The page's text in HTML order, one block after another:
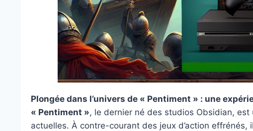
Plongée dans l’univers de « Pentiment » : une
« Pentiment », le dernier né des studios Obsidian,
actuelles. À contre-courant des jeux d’action